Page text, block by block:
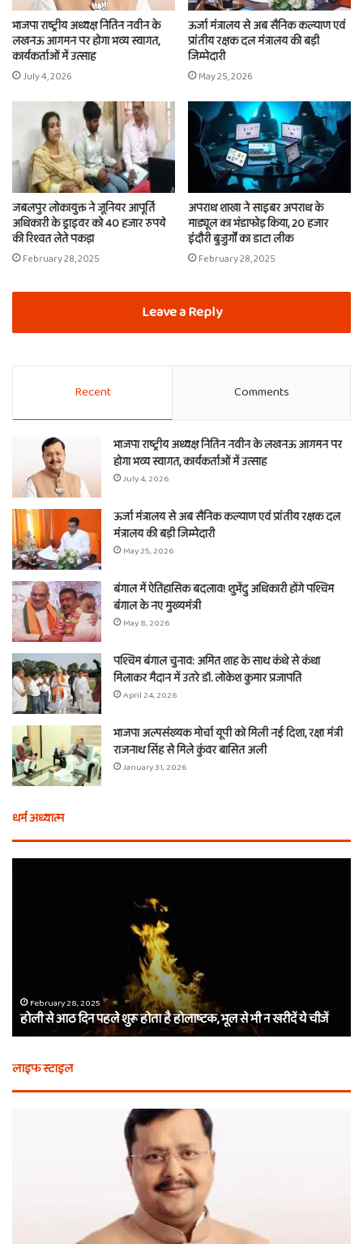
भाजपा राष्ट्रीय अध्यक्ष नितिन नवीन के
लखनऊ आगमन पर होगा भव्य स्वागत,
कार्यकर्ताओं में उत्साह
July 4, 2026
ऊर्जा मंत्रालय से अब सैनिक कल्याण एवं
प्रांतीय रक्षक दल मंत्रालय की बड़ी
जिम्मेदारी
May 25, 2026
जबलपुर लोकायुक्त ने जूनियर आपूर्ति
अधिकारी के ड्राइवर को 40 हजार रुपये
की रिश्वत लेते पकड़ा
February 28, 2025
अपराध शाखा ने साइबर अपराध के
माड्यूल का भंडाफोड़ किया, 20 हजार
इंदौरी बुजुर्गों का डाटा लीक
February 28, 2025
Leave a Reply
Recent Comments
भाजपा राष्ट्रीय अध्यक्ष नितिन नवीन के लखनऊ आगमन पर
होगा भव्य स्वागत, कार्यकर्ताओं में उत्साह
July 4, 2026
ऊर्जा मंत्रालय से अब सैनिक कल्याण एवं प्रांतीय रक्षक दल
मंत्रालय की बड़ी जिम्मेदारी
May 25, 2026
बंगाल में ऐतिहासिक बदलाव! शुभेंदु अधिकारी होंगे पश्चिम
बंगाल के नए मुख्यमंत्री
May 8, 2026
पश्चिम बंगाल चुनाव: अमित शाह के साथ कंधे से कंधा
मिलाकर मैदान में उतरे डॉ. लोकेश कुमार प्रजापति
April 24, 2026
भाजपा अल्पसंख्यक मोर्चा यूपी को मिली नई दिशा, रक्षा मंत्री
राजनाथ सिंह से मिले कुंवर बासित अली
January 31, 2026
धर्म अध्यात्म
होलाष्टक,
भूल
से
न
खरीदें
February 28, 2025
होली से आठ दिन पहले शुरू होता है होलाष्टक, भूल से भी न खरीदें ये चीजें
लाइफ स्टाइल